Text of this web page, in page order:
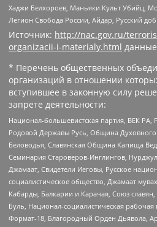
Хаджи Белхороев, Маньяки Культ Убийц,
Легион Свобода России, Айдар, Русский
Источник: http://nac.gov.ru/
organizacii-i-materialy.html
* Перечень общественных
организаций в отношении
вступившее в законную силу
запрете деятельности:
Национал-большевистская партия, ВЕК РА,
Родовой Державы Русь, Община Духовного
Беловодья, Славянская Община Капища
Семинария Староверов-Инглингов,
Джамаат, Свидетели Иеговы, Русское
социалистическое общество, Джамаат
Кабарды, Балкарии и Карачая, Союз
Буль, Национал-социалистическая рабочая
Формат-18, Благородный Орден Дьявола,